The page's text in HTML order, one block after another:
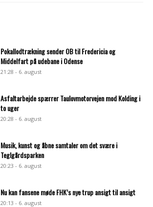
Pokallodtrækning sender OB til Fredericia og
Middelfart på udebane i Odense
21:28 - 6. august
Asfaltarbejde spærrer Taulovmotorvejen mod Kolding i
to uger
20:28 - 6. august
Musik, kunst og åbne samtaler om det svære i
Teglgårdsparken
20:23 - 6. august
Nu kan fansene møde FHK’s nye trup ansigt til ansigt
20:13 - 6. august